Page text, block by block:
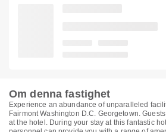
Om denna fastighet
Experience an abundance of unparalleled
Fairmont Washington D.C. Georgetown.
at the hotel. During your stay at this fantastic